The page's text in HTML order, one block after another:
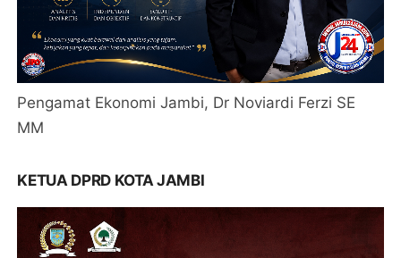
Pengamat Ekonomi Jambi, Dr Noviardi Ferzi SE
MM
KETUA DPRD KOTA JAMBI